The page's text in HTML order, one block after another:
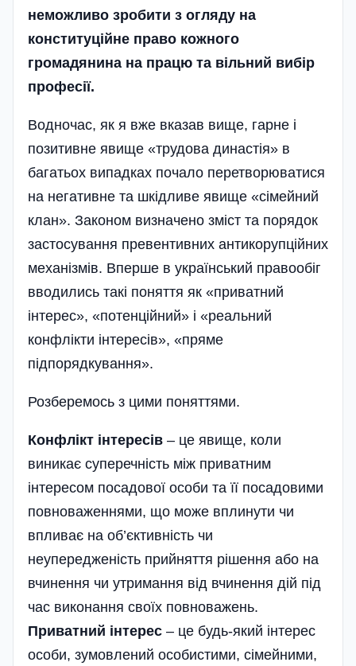
неможливо зробити з огляду на
конституційне право кожного
громадянина на працю та вільний вибір
професії.
Водночас, як я вже вказав вище, гарне і
позитивне явище «трудова династія» в
багатьох випадках почало перетворюватися
на негативне та шкідливе явище «сімейний
клан». Законом визначено зміст та порядок
застосування превентивних антикорупційних
механізмів. Вперше в український правообіг
вводились такі поняття як «приватний
інтерес», «потенційний» і «реальний
конфлікти інтересів», «пряме
підпорядкування».
Розберемось з цими поняттями.
Конфлікт інтересів – це явище, коли
виникає суперечність між приватним
інтересом посадової особи та її посадовими
повноваженнями, що може вплинути чи
впливає на об’єктивність чи
неупередженість прийняття рішення або на
вчинення чи утримання від вчинення дій під
час виконання своїх повноважень.
Приватний інтерес – це будь-який інтерес
особи, зумовлений особистими, сімейними,